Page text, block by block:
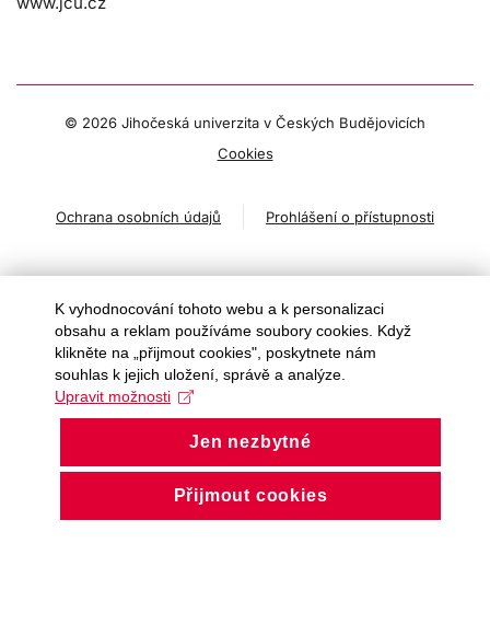
© 2026 Jihočeská univerzita v Českých Budějovicích
Cookies
Ochrana osobních údajů Prohlášení o přístupnosti
About us
People and contacts
Faculty and student activities
Projects and strategic partnerships
K vyhodnocování tohoto webu a k personalizaci
obsahu a reklam používáme soubory cookies. Když
klikněte na „přijmout cookies", poskytnete nám
souhlas k jejich uložení, správě a analýze.
Upravit možnosti
Jen nezbytné
Přijmout cookies